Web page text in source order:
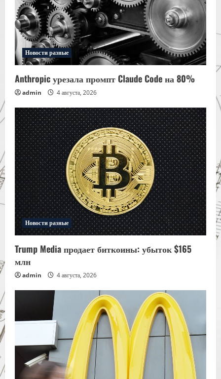
Новости разные
Anthropic урезала промпт Claude Code на 80%
admin 4 августа, 2026
Новости разные
Trump Media продает биткоины: убыток $165
млн
admin 4 августа, 2026